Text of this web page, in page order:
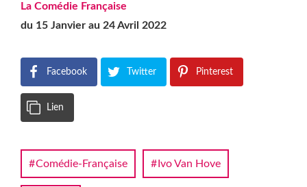
La Comédie Française
du 15 Janvier au 24 Avril 2022
Facebook Twitter Pinterest
Lien
Comédie-Française Ivo Van Hove